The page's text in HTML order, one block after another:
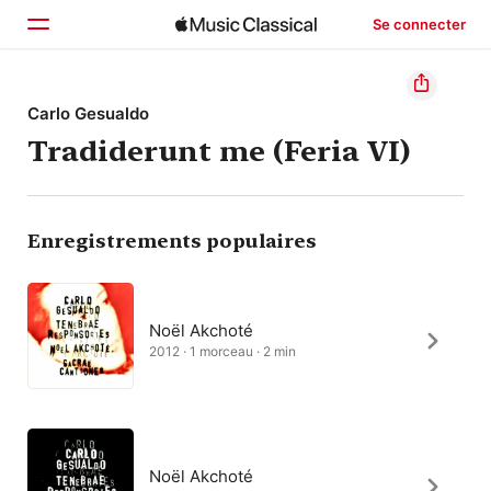
Se connecter
Accueil
Parcourir
Rechercher
Carlo Gesualdo
Tradiderunt me (Feria VI)
Enregistrements populaires
Noël Akchoté
2012 · 1 morceau · 2 min
Noël Akchoté